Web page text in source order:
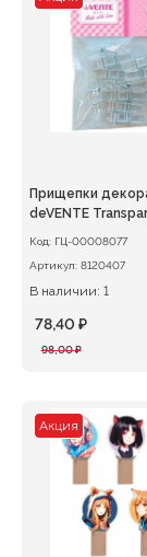
Прищепки
deVENTE
Код: ГЦ-00008077
Артикул: 8120407
В наличии: 1
98,00₽
98,00 ₽.
78,40 ₽
Текущая
Акция